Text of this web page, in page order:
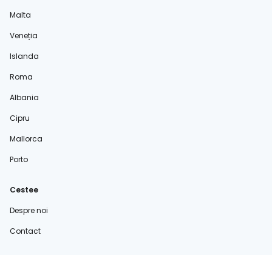
Malta
Veneția
Islanda
Roma
Albania
Cipru
Mallorca
Porto
Cestee
Despre noi
Contact